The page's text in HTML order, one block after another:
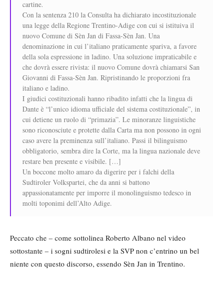
cartine.
Con la sentenza 210 la Consulta ha dichiarato incostituzionale
una legge della Regione Trentino-Adige con cui si istituiva il
nuovo Comune di Sèn Jan di Fassa-Sèn Jan. Una
denominazione in cui l’italiano praticamente spariva, a favore
della sola espressione in ladino. Una soluzione impraticabile e
che dovrà essere rivista: il nuovo Comune dovrà chiamarsi San
Giovanni di Fassa-Sèn Jan. Ripristinando le proporzioni fra
italiano e ladino.
I giudici costituzionali hanno ribadito infatti che la lingua di
Dante è “l’unico idioma ufficiale del sistema costituzionale”, in
cui detiene un ruolo di “primazia”. Le minoranze linguistiche
sono riconosciute e protette dalla Carta ma non possono in ogni
caso avere la preminenza sull’italiano. Passi il bilinguismo
obbligatorio, sembra dire la Corte, ma la lingua nazionale deve
restare ben presente e visibile. […]
Un boccone molto amaro da digerire per i falchi della
Sudtiroler Volkspartei, che da anni si battono
appassionatamente per imporre il monolinguismo tedesco in
molti toponimi dell’Alto Adige.
Peccato che – come sottolinea Roberto Albano nel video
sottostante – i sogni sudtirolesi e la SVP non c’entrino un bel
niente con questo discorso, essendo Sèn Jan in Trentino.